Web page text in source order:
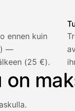
ennen kuin
—
(25 €).